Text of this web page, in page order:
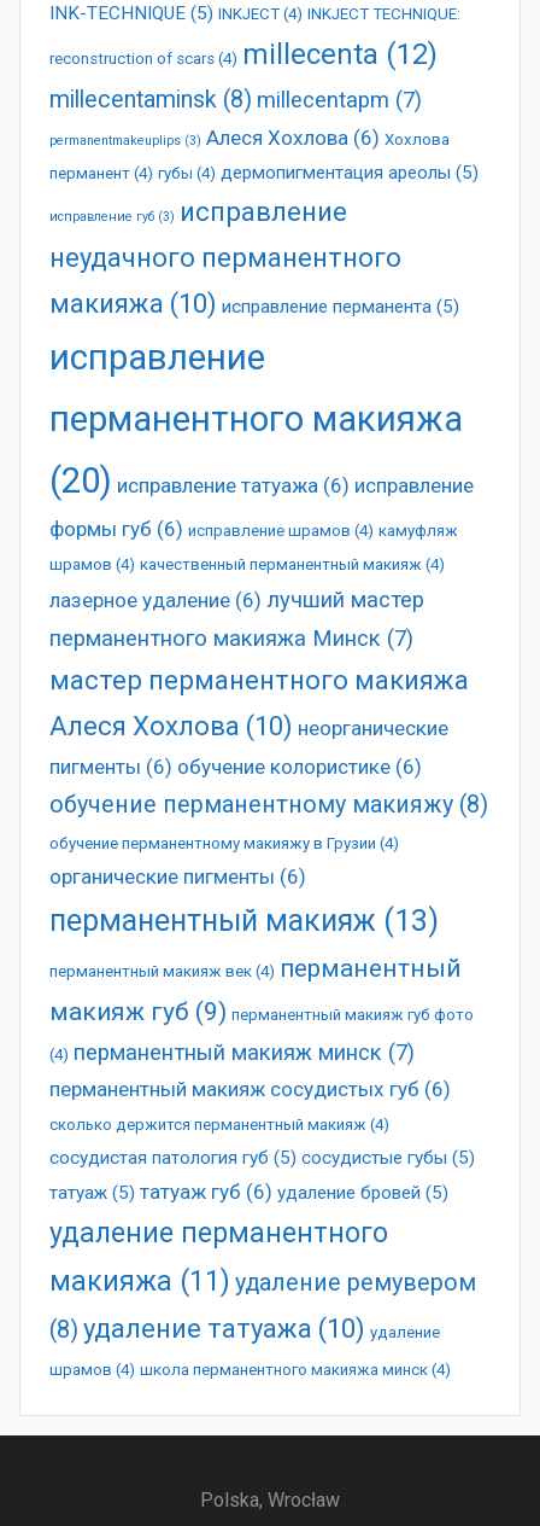
INK-TECHNIQUE (5) INKJECT (4) INKJECT TECHNIQUE:
reconstruction of scars (4) millecenta (12)
millecentaminsk (8) millecentapm (7)
permanentmakeuplips (3) Алеся Хохлова (6) Хохлова
перманент (4) губы (4) дермопигментация ареолы (5)
исправление губ (3) исправление
неудачного перманентного
макияжа (10) исправление перманента (5)
исправление
перманентного макияжа
(20) исправление татуажа (6) исправление
формы губ (6) исправление шрамов (4) камуфляж
шрамов (4) качественный перманентный макияж (4)
лазерное удаление (6) лучший мастер
перманентного макияжа Минск (7)
мастер перманентного макияжа
Алеся Хохлова (10) неорганические
пигменты (6) обучение колористике (6)
обучение перманентному макияжу (8)
обучение перманентному макияжу в Грузии (4)
органические пигменты (6)
перманентный макияж (13)
перманентный макияж век (4) перманентный
макияж губ (9) перманентный макияж губ фото
(4) перманентный макияж минск (7)
перманентный макияж сосудистых губ (6)
сколько держится перманентный макияж (4)
сосудистая патология губ (5) сосудистые губы (5)
татуаж (5) татуаж губ (6) удаление бровей (5)
удаление перманентного
макияжа (11) удаление ремувером
(8) удаление татуажа (10) удаление
шрамов (4) школа перманентного макияжа минск (4)
Polska, Wrocław